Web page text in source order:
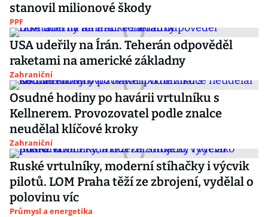
stanovil milionové škody
PPF
USA udeřily na Írán. Teherán odpověděl
raketami na americké základny
Zahraniční
Osudné hodiny po havárii vrtulníku s
Kellnerem. Provozovatel podle znalce
neudělal klíčové kroky
Zahraniční
Ruské vrtulníky, moderní stíhačky i výcvik
pilotů. LOM Praha těží ze zbrojení, vydělal o
polovinu víc
Průmysl a energetika